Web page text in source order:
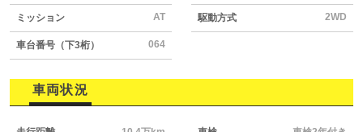
ミッション AT 駆動方式 2WD
車台番号（下3桁） 064
車両状況